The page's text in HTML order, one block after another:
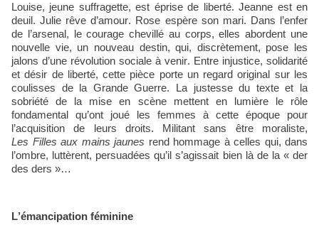
Louise, jeune suffragette, est éprise de liberté. Jeanne est en
deuil. Julie rêve d’amour. Rose espère son mari. Dans l’enfer
de l’arsenal, le courage chevillé au corps, elles abordent une
nouvelle vie, un nouveau destin, qui, discrètement, pose les
jalons d’une révolution sociale à venir. Entre injustice, solidarité
et désir de liberté, cette pièce porte un regard original sur les
coulisses de la Grande Guerre. La justesse du texte et la
sobriété de la mise en scène mettent en lumière le rôle
fondamental qu’ont joué les femmes à cette époque pour
l’acquisition de leurs droits. Militant sans être moraliste,
Les Filles aux mains jaunes rend hommage à celles qui, dans
l’ombre, luttèrent, persuadées qu’il s’agissait bien là de la « der
des ders »…
L’émancipation féminine